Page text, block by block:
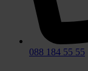
088 184 55 55